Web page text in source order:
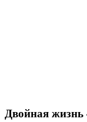
Двойная жизнь